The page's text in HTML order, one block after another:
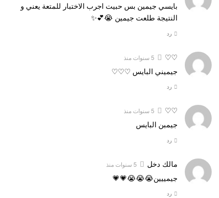
بايسي جيمين بس حبيت اجرب الاختبار للمتعة يعني و
النتيجة طلعت جيمين 😭💕✨
رد
♡♡ 5 سنوات منذ
جيميني البايس ♡♡♡
رد
♡♡ 5 سنوات منذ
جيمبن البايس
رد
مالك دخل 5 سنوات منذ
جيمييين😭😭😭💗💗
رد